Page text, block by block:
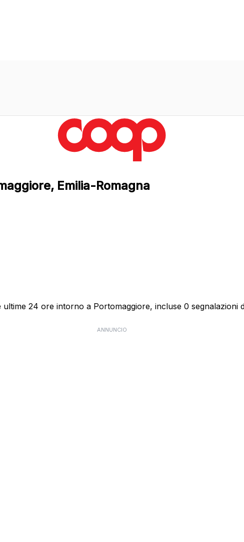
Emilia-Romagna
24 ore intorno a Portomaggiore, incluse 0 segnalazioni
ANNUNCIO